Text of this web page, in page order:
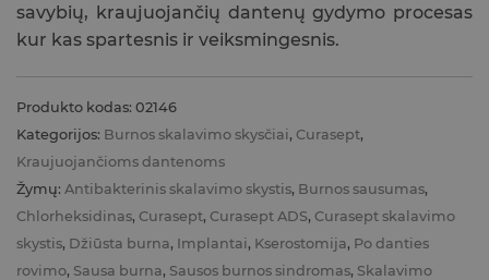
savybių, kraujuojančių dantenų gydymo procesas
kur kas spartesnis ir veiksmingesnis.
Produkto kodas: 02146
Kategorijos: Burnos skalavimo skysčiai, Curasept,
Kraujuojančioms dantenoms
Žymų: Antibakterinis skalavimo skystis, Burnos sausumas,
Chlorheksidinas, Curasept, Curasept ADS, Curasept skalavimo
skystis, Džiūsta burna, Implantai, Kserostomija, Po danties
rovimo, Sausa burna, Sausos burnos sindromas, Skalavimo